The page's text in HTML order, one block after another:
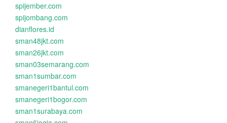
spijember.com
spijombang.com
dianflores.id
sman48jkt.com
sman26jkt.com
sman03semarang.com
sman1sumbar.com
smanegeri1bantul.com
smanegeri1bogor.com
sman1surabaya.com